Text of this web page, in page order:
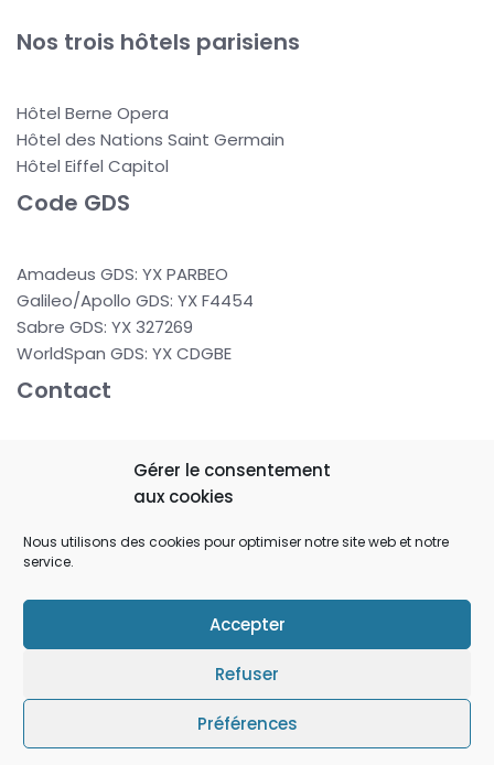
Gérer le consentement
aux cookies
Nous utilisons des cookies pour optimiser notre site web et notre
service.
Accepter
Refuser
Préférences
Nos trois hôtels parisiens
Hôtel Berne Opera
Hôtel des Nations Saint Germain
Hôtel Eiffel Capitol
Code GDS
Amadeus GDS: YX PARBEO
Galileo/Apollo GDS: YX F4454
Sabre GDS: YX 327269
WorldSpan GDS: YX CDGBE
Contact
37 rue de Berne
reservation@hboparis.com
+33 (0) 1 43 87 08 92
Tous droits réservés - Site Officiel de l'Hotel Berne
Opera - © 2023 - Gestion hôtelière par l'Agence Crého
Mentions légales
Neve| Propulsé parWordPress